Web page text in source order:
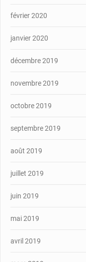
février 2020
janvier 2020
décembre 2019
novembre 2019
octobre 2019
septembre 2019
août 2019
juillet 2019
juin 2019
mai 2019
avril 2019